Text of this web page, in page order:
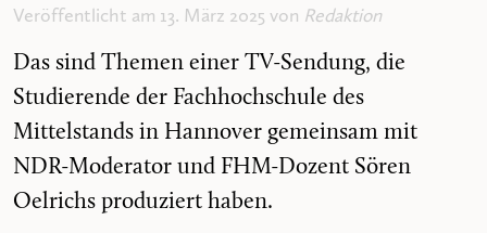
Veröffentlicht am 13. März 2025 von Redaktion
Das sind Themen einer TV-Sendung, die
Studierende der Fachhochschule des
Mittelstands in Hannover gemeinsam mit
NDR-Moderator und FHM-Dozent Sören
Oelrichs produziert haben.